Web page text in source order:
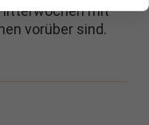
mit
vorüber sind.